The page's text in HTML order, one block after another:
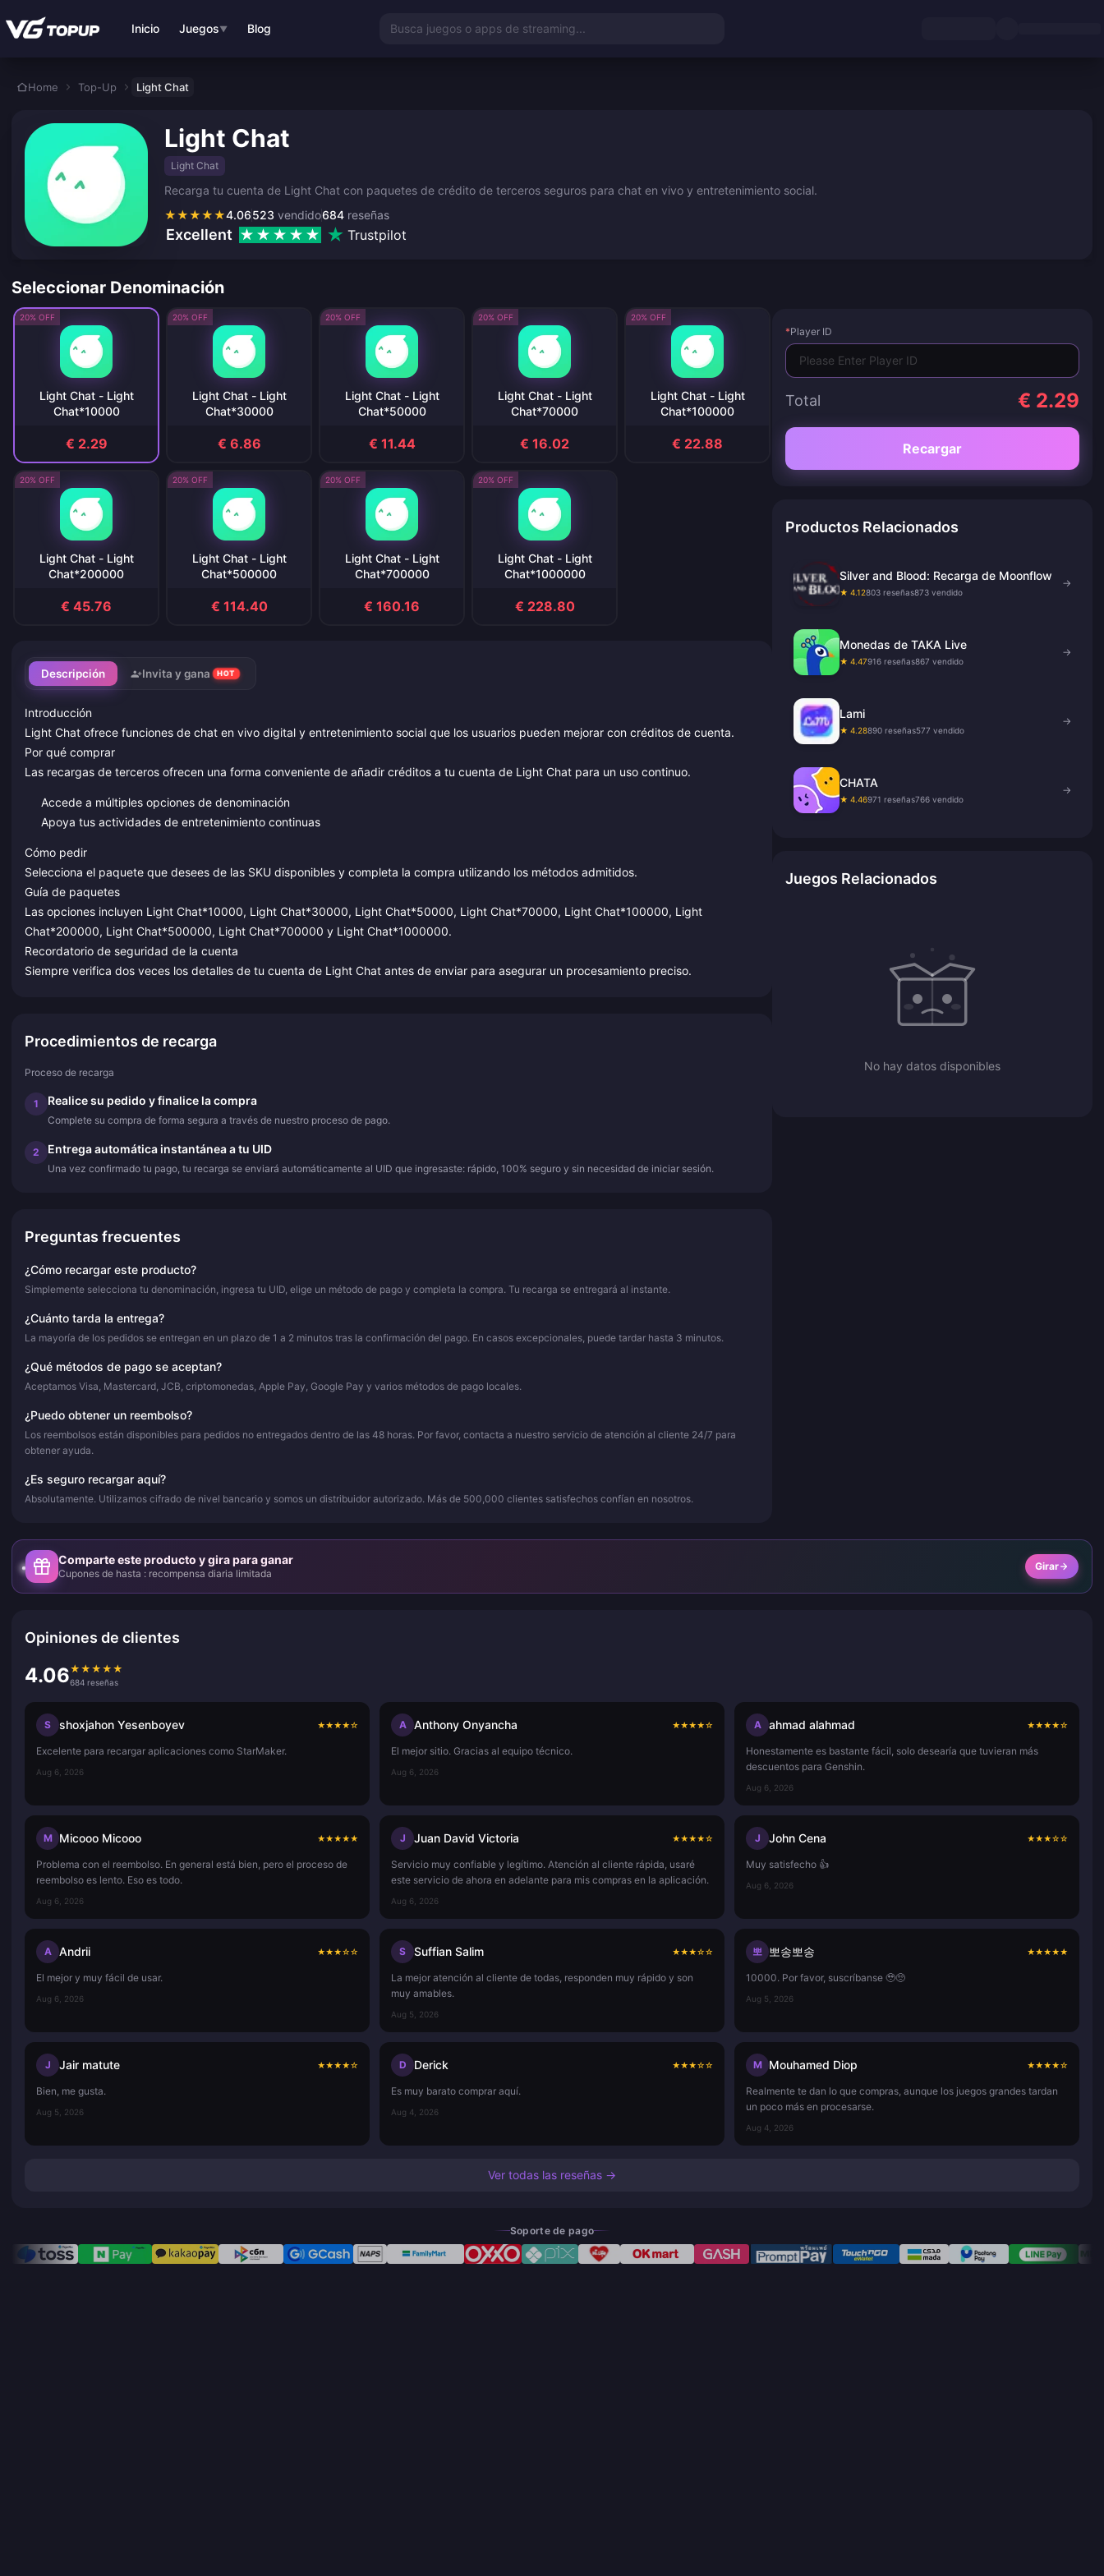
Inicio Juegos▼ Blog Busca juegos o apps de streaming...
Home Top-Up Light Chat
Light Chat
Light Chat
Recarga tu cuenta de Light Chat con paquetes de crédito de terceros seguros para chat en vivo y entretenimiento social.
★★★★★4.06 684 reseñas
523 vendido
Excellent Trustpilot
Seleccionar Denominación
20% OFF
Light Chat - Light
Chat*10000
€ 2.29
20% OFF
Light Chat - Light
Chat*30000
€ 6.86
20% OFF
Light Chat - Light
Chat*50000
€ 11.44
20% OFF
Light Chat - Light
Chat*70000
€ 16.02
20% OFF
Light Chat - Light
Chat*100000
€ 22.88
20% OFF
Light Chat - Light
Chat*200000
€ 45.76
20% OFF
Light Chat - Light
Chat*500000
€ 114.40
20% OFF
Light Chat - Light
Chat*700000
€ 160.16
20% OFF
Light Chat - Light
Chat*1000000
€ 228.80
Descripción Invita y gana HOT
Introducción
Light Chat ofrece funciones de chat en vivo digital y entretenimiento social que los usuarios pueden mejorar con créditos de cuenta.
Por qué comprar
Las recargas de terceros ofrecen una forma conveniente de añadir créditos a tu cuenta de Light Chat para un uso continuo.
Accede a múltiples opciones de denominación
Apoya tus actividades de entretenimiento continuas
Cómo pedir
Selecciona el paquete que desees de las SKU disponibles y completa la compra utilizando los métodos admitidos.
Guía de paquetes
Las opciones incluyen Light Chat*10000, Light Chat*30000, Light Chat*50000, Light Chat*70000, Light Chat*100000, Light
Chat*200000, Light Chat*500000, Light Chat*700000 y Light Chat*1000000.
Recordatorio de seguridad de la cuenta
Siempre verifica dos veces los detalles de tu cuenta de Light Chat antes de enviar para asegurar un procesamiento preciso.
Procedimientos de recarga
Proceso de recarga
1 Realice su pedido y finalice la compra
Complete su compra de forma segura a través de nuestro proceso de pago.
2 Entrega automática instantánea a tu UID
Una vez confirmado tu pago, tu recarga se enviará automáticamente al UID que ingresaste: rápido, 100% seguro y sin necesidad de iniciar sesión.
Preguntas frecuentes
¿Cómo recargar este producto?
Simplemente selecciona tu denominación, ingresa tu UID, elige un método de pago y completa la compra. Tu recarga se entregará al instante.
¿Cuánto tarda la entrega?
La mayoría de los pedidos se entregan en un plazo de 1 a 2 minutos tras la confirmación del pago. En casos excepcionales, puede tardar hasta 3 minutos.
¿Qué métodos de pago se aceptan?
Aceptamos Visa, Mastercard, JCB, criptomonedas, Apple Pay, Google Pay y varios métodos de pago locales.
¿Puedo obtener un reembolso?
Los reembolsos están disponibles para pedidos no entregados dentro de las 48 horas. Por favor, contacta a nuestro servicio de atención al cliente 24/7 para
obtener ayuda.
¿Es seguro recargar aquí?
Absolutamente. Utilizamos cifrado de nivel bancario y somos un distribuidor autorizado. Más de 500,000 clientes satisfechos confían en nosotros.
*Player ID
Total € 2.29
Recargar
Productos Relacionados
Silver and Blood: Recarga de Moonflow
★ 4.12803 reseñas873 vendido
→
Monedas de TAKA Live
★ 4.47916 reseñas867 vendido
→
Lami
★ 4.28890 reseñas577 vendido
→
CHATA
★ 4.46971 reseñas766 vendido
→
Juegos Relacionados
No hay datos disponibles
Comparte este producto y gira para ganar
Cupones de hasta : recompensa diaria limitada
Girar
Opiniones de clientes
4.06★ ★ ★ ★ ★
684 reseñas
S shoxjahon Yesenboyev ★★★★☆
Excelente para recargar aplicaciones como StarMaker.
Aug 6, 2026
A Anthony Onyancha ★★★★☆
El mejor sitio. Gracias al equipo técnico.
Aug 6, 2026
A ahmad alahmad ★★★★☆
Honestamente es bastante fácil, solo desearía que tuvieran más
descuentos para Genshin.
Aug 6, 2026
M Micooo Micooo ★★★★★
Problema con el reembolso. En general está bien, pero el proceso de
reembolso es lento. Eso es todo.
Aug 6, 2026
J Juan David Victoria ★★★★☆
Servicio muy confiable y legítimo. Atención al cliente rápida, usaré
este servicio de ahora en adelante para mis compras en la aplicación.
Aug 6, 2026
J John Cena ★★★☆☆
Muy satisfecho 👍
Aug 6, 2026
A Andrii ★★★☆☆
El mejor y muy fácil de usar.
Aug 6, 2026
S Suffian Salim ★★★☆☆
La mejor atención al cliente de todas, responden muy rápido y son
muy amables.
Aug 5, 2026
뽀 뽀송뽀송 ★★★★★
10000. Por favor, suscríbanse 🥹🥺
Aug 5, 2026
J Jair matute ★★★★☆
Bien, me gusta.
Aug 5, 2026
D Derick ★★★☆☆
Es muy barato comprar aquí.
Aug 4, 2026
M Mouhamed Diop ★★★★☆
Realmente te dan lo que compras, aunque los juegos grandes tardan
un poco más en procesarse.
Aug 4, 2026
Ver todas las reseñas →
Soporte de pago